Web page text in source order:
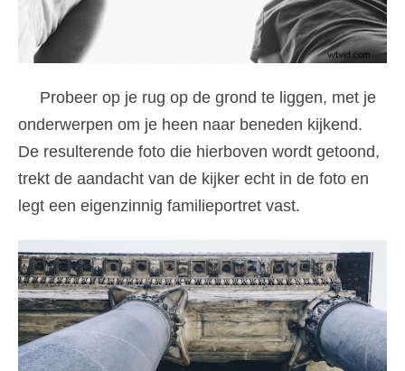
Probeer op je rug op de grond te liggen, met je
onderwerpen om je heen naar beneden kijkend.
De resulterende foto die hierboven wordt getoond,
trekt de aandacht van de kijker echt in de foto en
legt een eigenzinnig familieportret vast.